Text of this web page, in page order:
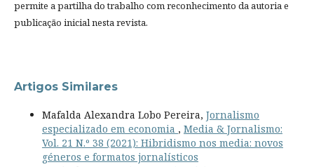
permite a partilha do trabalho com reconhecimento da autoria e
publicação inicial nesta revista.
Artigos Similares
Mafalda Alexandra Lobo Pereira, Jornalismo
especializado em economia , Media & Jornalismo:
Vol. 21 N.º 38 (2021): Hibridismo nos media: novos
géneros e formatos jornalísticos